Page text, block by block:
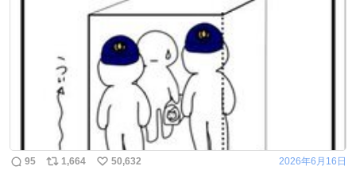
95 1,664 50,632 2026年6月16日